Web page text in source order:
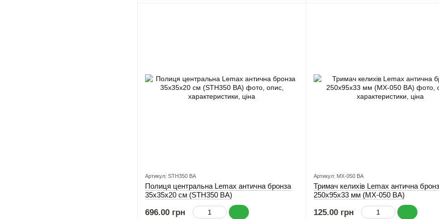
Артикул: STH350 BA
Полиця центральна Lemax антична бронза
35x35x20 см (STH350 BA)
696.00 грн
Артикул: MX-050 ВА
Тримач келихів Lemax антична
250х95х33 мм (MX-050 ВА)
125.00 грн